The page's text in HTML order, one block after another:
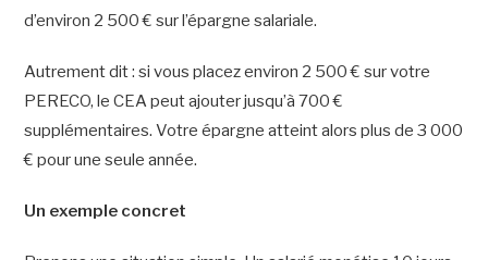
d’environ 2 500 € sur l’épargne salariale.
Autrement dit : si vous placez environ 2 500 € sur votre
PERECO, le CEA peut ajouter jusqu’à 700 €
supplémentaires. Votre épargne atteint alors plus de 3 000
€ pour une seule année.
Un exemple concret